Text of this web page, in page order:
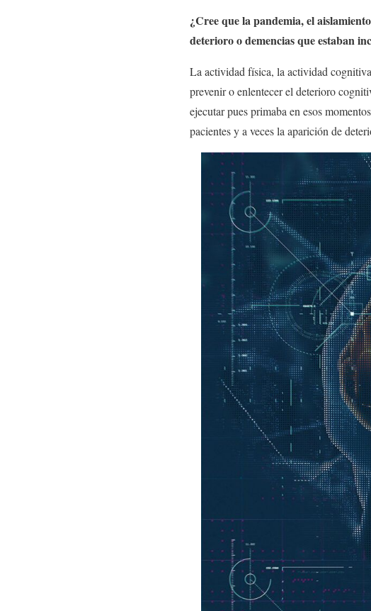
¿Cree que la pandemia, el
deterioro o demencias que estaban
La actividad física, la actividad
prevenir o enlentecer el deterioro
ejecutar pues primaba en esos
pacientes y a veces la aparición de